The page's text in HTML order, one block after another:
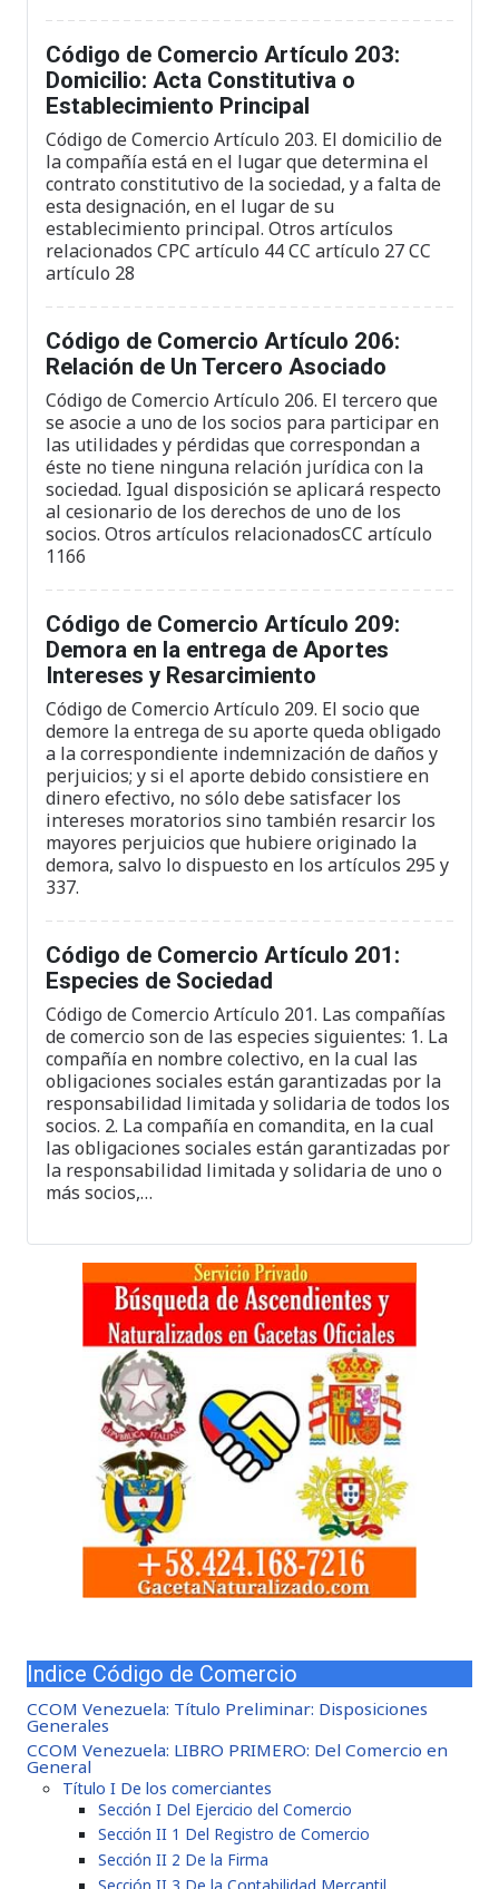
Código de Comercio Artículo 203:
Domicilio: Acta Constitutiva o
Establecimiento Principal
Código de Comercio Artículo 203. El domicilio de
la compañía está en el lugar que determina el
contrato constitutivo de la sociedad, y a falta de
esta designación, en el lugar de su
establecimiento principal. Otros artículos
relacionados CPC artículo 44 CC artículo 27 CC
artículo 28
Código de Comercio Artículo 206:
Relación de Un Tercero Asociado
Código de Comercio Artículo 206. El tercero que
se asocie a uno de los socios para participar en
las utilidades y pérdidas que correspondan a
éste no tiene ninguna relación jurídica con la
sociedad. Igual disposición se aplicará respecto
al cesionario de los derechos de uno de los
socios. Otros artículos relacionadosCC artículo
1166
Código de Comercio Artículo 209:
Demora en la entrega de Aportes
Intereses y Resarcimiento
Código de Comercio Artículo 209. El socio que
demore la entrega de su aporte queda obligado
a la correspondiente indemnización de daños y
perjuicios; y si el aporte debido consistiere en
dinero efectivo, no sólo debe satisfacer los
intereses moratorios sino también resarcir los
mayores perjuicios que hubiere originado la
demora, salvo lo dispuesto en los artículos 295 y
337.
Código de Comercio Artículo 201:
Especies de Sociedad
Código de Comercio Artículo 201. Las compañías
de comercio son de las especies siguientes: 1. La
compañía en nombre colectivo, en la cual las
obligaciones sociales están garantizadas por la
responsabilidad limitada y solidaria de todos los
socios. 2. La compañía en comandita, en la cual
las obligaciones sociales están garantizadas por
la responsabilidad limitada y solidaria de uno o
más socios,…
Indice Código de Comercio
CCOM Venezuela: Título Preliminar: Disposiciones
Generales
CCOM Venezuela: LIBRO PRIMERO: Del Comercio en
General
Título I De los comerciantes
Sección I Del Ejercicio del Comercio
Sección II 1 Del Registro de Comercio
Sección II 2 De la Firma
Sección II 3 De la Contabilidad Mercantil